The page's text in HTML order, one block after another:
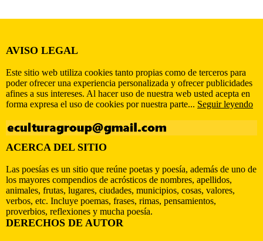
AVISO LEGAL
Este sitio web utiliza cookies tanto propias como de terceros para
poder ofrecer una experiencia personalizada y ofrecer publicidades
afines a sus intereses. Al hacer uso de nuestra web usted acepta en
forma expresa el uso de cookies por nuestra parte... Seguir leyendo
ACERCA DEL SITIO
Las poesías es un sitio que reúne poetas y poesía, además de uno de
los mayores compendios de acrósticos de nombres, apellidos,
animales, frutas, lugares, ciudades, municipios, cosas, valores,
verbos, etc. Incluye poemas, frases, rimas, pensamientos,
proverbios, reflexiones y mucha poesía.
DERECHOS DE AUTOR